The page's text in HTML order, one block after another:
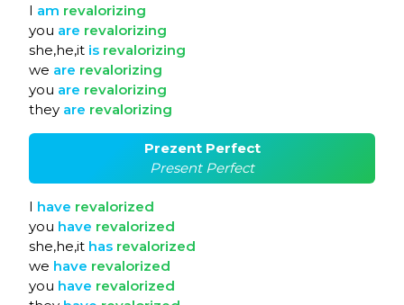
I am revalorizing
you are revalorizing
she,he,it is revalorizing
we are revalorizing
you are revalorizing
they are revalorizing
Prezent Perfect
Present Perfect
I have revalorized
you have revalorized
she,he,it has revalorized
we have revalorized
you have revalorized